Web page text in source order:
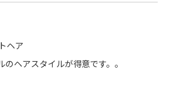
ヘア
のヘアスタイルが得意です。。